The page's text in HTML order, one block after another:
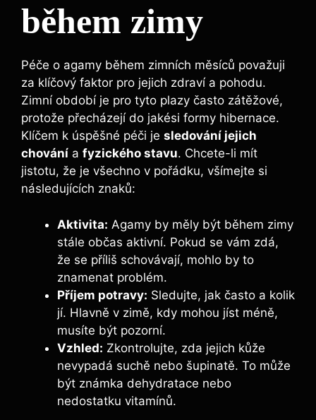
během zimy
Péče o agamy během zimních měsíců považuji
za klíčový faktor pro jejich zdraví a pohodu.
Zimní období je pro tyto plazy často zátěžové,
protože přecházejí do jakési formy hibernace.
Klíčem k úspěšné péči je sledování jejich
chování a fyzického stavu. Chcete-li mít
jistotu, že je všechno v pořádku, všímejte si
následujících znaků:
Aktivita: Agamy by měly být během zimy
stále občas aktivní. Pokud se vám zdá,
že se příliš schovávají, mohlo by to
znamenat problém.
Příjem potravy: Sledujte, jak často a kolik
jí. Hlavně v zimě, kdy mohou jíst méně,
musíte být pozorní.
Vzhled: Zkontrolujte, zda jejich kůže
nevypadá suchě nebo šupinatě. To může
být známka dehydratace nebo
nedostatku vitamínů.